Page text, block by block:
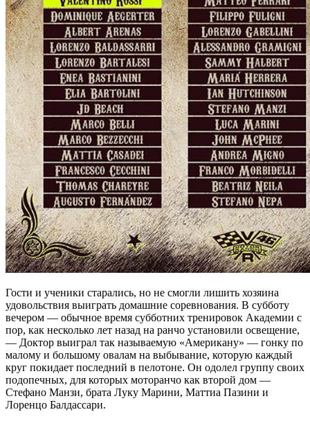
Гости и ученики старались, но не смогли лишить хозяина
удовольствия выиграть домашние соревнования. В субботу
вечером — обычное время субботних тренировок Академии с
пор, как несколько лет назад на ранчо установили освещение,
— Доктор выиграл так называемую «Американу» — гонку по
малому и большому овалам на выбывание, которую каждый
круг покидает последний в пелотоне. Он одолел группу своих
подопечных, для которых моторанчо как второй дом —
Стефано Манзи, брата Луку Марини, Маттиа Пазини и
Лоренцо Балдассари.